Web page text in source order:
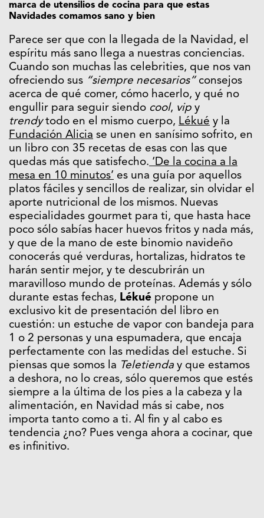
marca de utensilios de cocina para que estas
Navidades comamos sano y bien
Parece ser que con la llegada de la Navidad, el
espíritu más sano llega a nuestras conciencias.
Cuando son muchas las celebrities, que nos van
ofreciendo sus “siempre necesarios”consejos
acerca de qué comer, cómo hacerlo, y qué no
engullir para seguir siendo cool, vip y
trendytodo en el mismo cuerpo, Lékué y la
Fundación Alicia se unen en sanísimo sofrito, en
un libro con 35 recetas de esas con las que
quedas más que satisfecho. ‘De la cocina a la
mesa en 10 minutos’ es una guía por aquellos
platos fáciles y sencillos de realizar, sin olvidar el
aporte nutricional de los mismos. Nuevas
especialidades gourmet para ti, que hasta hace
poco sólo sabías hacer huevos fritos y nada más,
y que de la mano de este binomio navideño
conocerás qué verduras, hortalizas, hidratos te
harán sentir mejor, y te descubrirán un
maravilloso mundo de proteínas. Además y sólo
durante estas fechas, Lékué propone un
exclusivo kit de presentación del libro en
cuestión: un estuche de vapor con bandeja para
1 o 2 personas y una espumadera, que encaja
perfectamente con las medidas del estuche. Si
piensas que somos la Teletienda y que estamos
a deshora, no lo creas, sólo queremos que estés
siempre a la última de los pies a la cabeza y la
alimentación, en Navidad más si cabe, nos
importa tanto como a ti. Al fin y al cabo es
tendencia ¿no? Pues venga ahora a cocinar, que
es infinitivo.